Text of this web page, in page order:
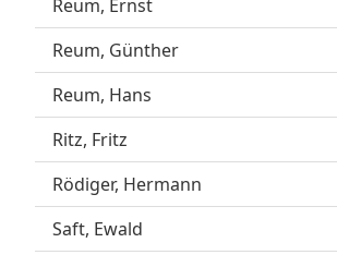
Reum, Ernst
Reum, Günther
Reum, Hans
Ritz, Fritz
Rödiger, Hermann
Saft, Ewald